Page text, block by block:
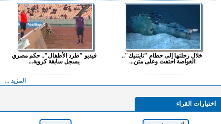
خلال رحلتها إلى حطام "تايتنيك"..
الغواصة اختفت وعلى متن...
فيديو "طرد الأطفال".. حكم مصري
يسجل سابقة كروية...
المزيد ...
اختيارات القراء